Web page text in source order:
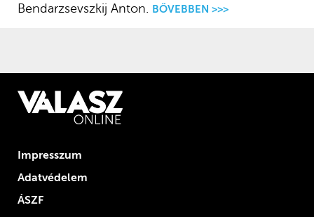
Bendarzsevszkij Anton.
BŐVEBBEN >>>
Impresszum
Adatvédelem
ÁSZF